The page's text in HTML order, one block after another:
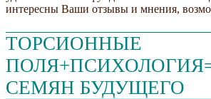
интересны Ваши отзывы и мнения,
ТОРСИОННЫЕ
СЕМЯН БУДУЩЕГО